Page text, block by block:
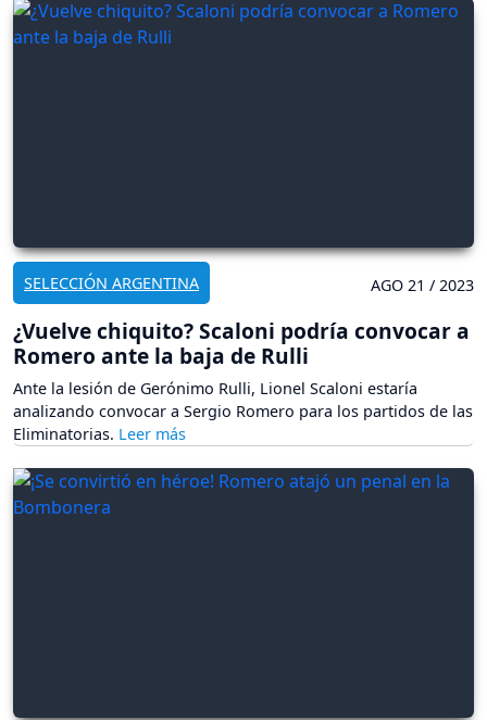
SELECCIÓN ARGENTINA AGO 21 / 2023
¿Vuelve chiquito? Scaloni podría convocar a
Romero ante la baja de Rulli
Ante la lesión de Gerónimo Rulli, Lionel Scaloni estaría
analizando convocar a Sergio Romero para los partidos de las
Eliminatorias.